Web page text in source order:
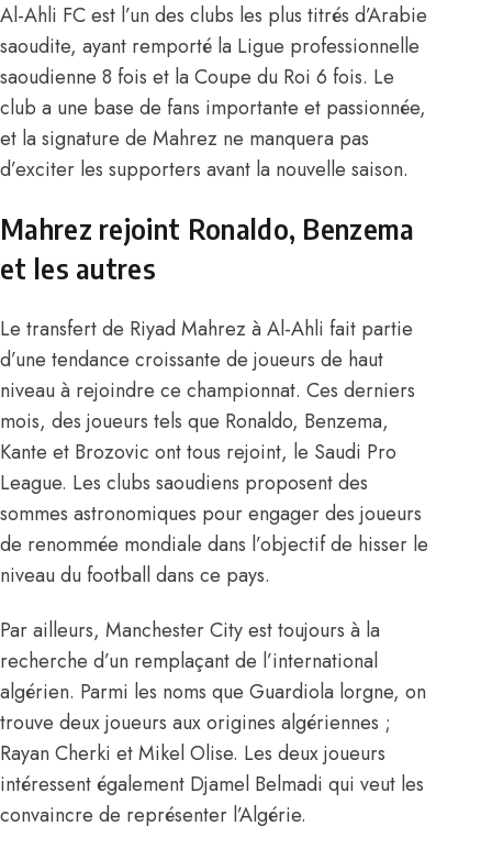
Al-Ahli FC est l’un des clubs les plus titrés d’Arabie
saoudite, ayant remporté la Ligue professionnelle
saoudienne 8 fois et la Coupe du Roi 6 fois. Le
club a une base de fans importante et passionnée,
et la signature de Mahrez ne manquera pas
d’exciter les supporters avant la nouvelle saison.
Mahrez rejoint Ronaldo, Benzema
et les autres
Le transfert de Riyad Mahrez à Al-Ahli fait partie
d’une tendance croissante de joueurs de haut
niveau à rejoindre ce championnat. Ces derniers
mois, des joueurs tels que Ronaldo, Benzema,
Kante et Brozovic ont tous rejoint, le Saudi Pro
League. Les clubs saoudiens proposent des
sommes astronomiques pour engager des joueurs
de renommée mondiale dans l’objectif de hisser le
niveau du football dans ce pays.
Par ailleurs, Manchester City est toujours à la
recherche d’un remplaçant de l’international
algérien. Parmi les noms que Guardiola lorgne, on
trouve deux joueurs aux origines algériennes ;
Rayan Cherki et Mikel Olise. Les deux joueurs
intéressent également Djamel Belmadi qui veut les
convaincre de représenter l’Algérie.